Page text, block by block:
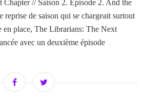
// Saison 2. Episode 2. And the
reprise de saison qui se chargeait surtout
en place, The Librarians: The Next
avec un deuxième épisode